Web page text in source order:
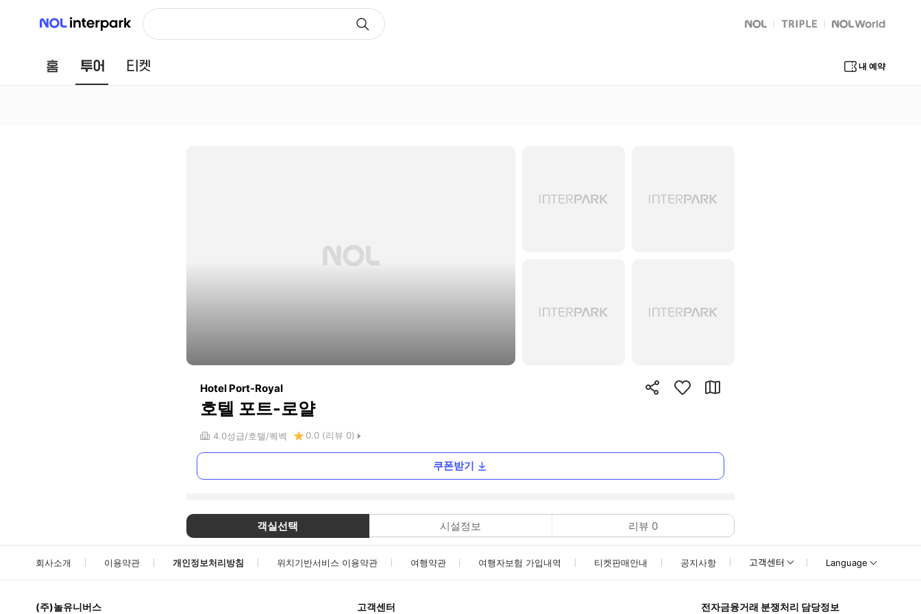
NOL 인터파크
NOL
트리플 Global Interpark
홈 투어 내 예약
Hotel Port-Royal
호텔 포트-로얄
4.0성급 호텔 퀘벡 0.0 (리뷰 0)
쿠폰받기
객실선택 시설정보 리뷰 0
회사소개 이용약관 개인정보처리방침 위치기반서비스 이용약관 여행약관 여행자보험 가입내역 티켓판매안내 공지사항 고객센터 Language
(주)놀유니버스 고객센터 전자금융거래 분쟁처리 담당정보